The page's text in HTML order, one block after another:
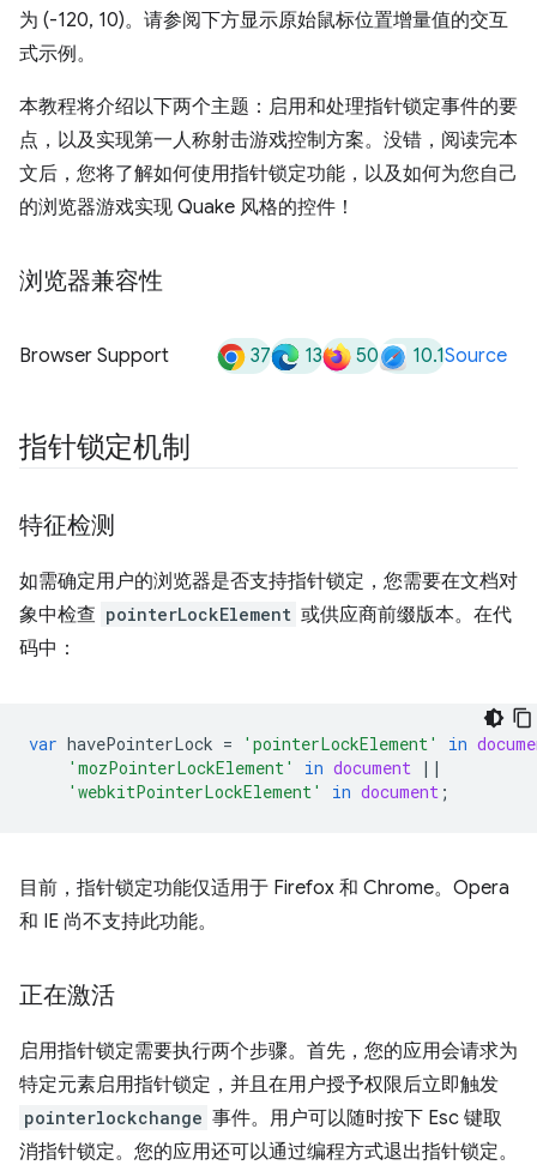
为 (-120, 10)。请参阅下方显示原始鼠标位置增量值的交互
式示例。
本教程将介绍以下两个主题：启用和处理指针锁定事件的要
点，以及实现第一人称射击游戏控制方案。没错，阅读完本
文后，您将了解如何使用指针锁定功能，以及如何为您自己
的浏览器游戏实现 Quake 风格的控件！
浏览器兼容性
Browser Support 37 13 50 10.1Source
指针锁定机制
特征检测
如需确定用户的浏览器是否支持指针锁定，您需要在文档对
象中检查 pointerLockElement 或供应商前缀版本。在代
码中：
var havePointerLock = 'pointerLockElement' in
'mozPointerLockElement'
in document ||
'webkitPointerLockElement'
in document ;
目前，指针锁定功能仅适用于 Firefox 和 Chrome。Opera
和 IE 尚不支持此功能。
正在激活
启用指针锁定需要执行两个步骤。首先，您的应用会请求为
特定元素启用指针锁定，并且在用户授予权限后立即触发
pointerlockchange 事件。用户可以随时按下 Esc 键取
消指针锁定。您的应用还可以通过编程方式退出指针锁定。